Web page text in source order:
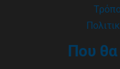
Που